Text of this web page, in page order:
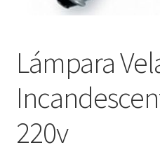
Lámpara
220v